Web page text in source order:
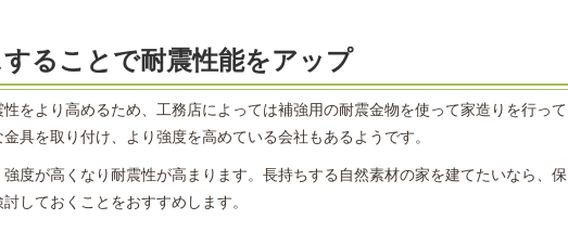
ることで耐震性能をアップ
をより高めるため、工務店によっては補強用の耐震金物を使って家造りを行って
具を取り付け、より強度を高めている会社もあるようです。
度が高くなり耐震性が高まります。長持ちする自然素材の家を建てたいなら、保
しておくことをおすすめします。